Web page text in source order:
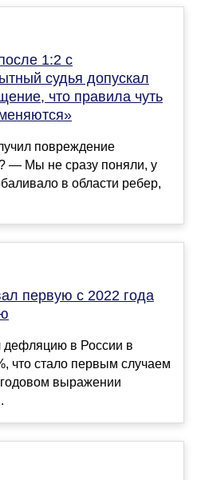
1:2 с
судья допускал
что правила чуть
повреждение
— Мы не сразу поняли, у
в области ребер,
первую с 2022 года
дефляцию в России в
что стало первым случаем
годовом выражении